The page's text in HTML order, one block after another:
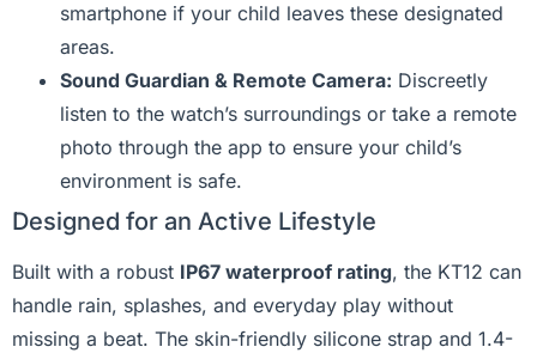
smartphone if your child leaves these designated
areas.
Sound Guardian & Remote Camera: Discreetly
listen to the watch’s surroundings or take a remote
photo through the app to ensure your child’s
environment is safe.
Designed for an Active Lifestyle
Built with a robust IP67 waterproof rating, the KT12 can
handle rain, splashes, and everyday play without
missing a beat. The skin-friendly silicone strap and 1.4-